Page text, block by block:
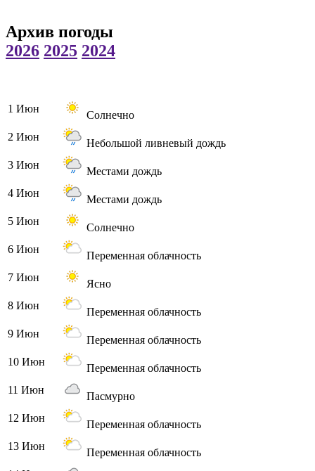
Архив погоды
2026 2025 2024
1 Июн
Солнечно
2 Июн
Небольшой ливневый дождь
3 Июн
Местами дождь
4 Июн
Местами дождь
5 Июн
Солнечно
6 Июн
Переменная облачность
7 Июн
Ясно
8 Июн
Переменная облачность
9 Июн
Переменная облачность
10 Июн
Переменная облачность
11 Июн
Пасмурно
12 Июн
Переменная облачность
13 Июн
Переменная облачность